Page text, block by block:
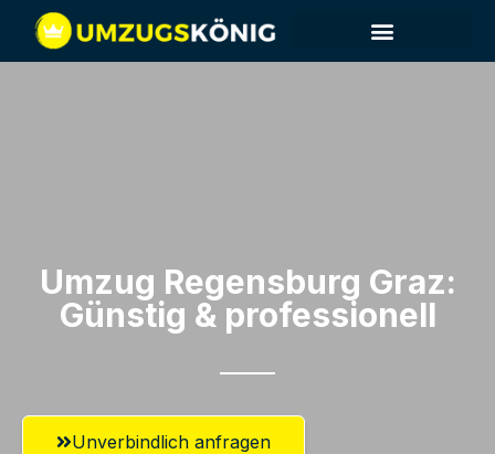
Umzug Regensburg​ Graz:
Günstig & professionell​
Unverbindlich anfragen